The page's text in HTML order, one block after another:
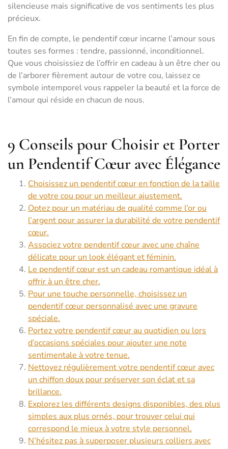
silencieuse mais significative de vos sentiments les plus
précieux.
En fin de compte, le pendentif cœur incarne l’amour sous
toutes ses formes : tendre, passionné, inconditionnel.
Que vous choisissiez de l’offrir en cadeau à un être cher ou
de l’arborer fièrement autour de votre cou, laissez ce
symbole intemporel vous rappeler la beauté et la force de
l’amour qui réside en chacun de nous.
9 Conseils pour Choisir et Porter
un Pendentif Cœur avec Élégance
Choisissez un pendentif cœur en fonction de la taille
de votre cou pour un meilleur ajustement.
Optez pour un matériau de qualité comme l’or ou
l’argent pour assurer la durabilité de votre pendentif
cœur.
Associez votre pendentif cœur avec une chaîne
délicate pour un look élégant et féminin.
Le pendentif cœur est un cadeau romantique idéal à
offrir à un être cher.
Pour une touche personnelle, choisissez un
pendentif cœur personnalisé avec une gravure
spéciale.
Portez votre pendentif cœur au quotidien ou lors
d’occasions spéciales pour ajouter une note
sentimentale à votre tenue.
Nettoyez régulièrement votre pendentif cœur avec
un chiffon doux pour préserver son éclat et sa
brillance.
Explorez les différents designs disponibles, des plus
simples aux plus ornés, pour trouver celui qui
correspond le mieux à votre style personnel.
N’hésitez pas à superposer plusieurs colliers avec